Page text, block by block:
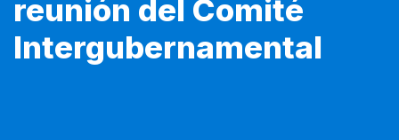
reunión del Comité
Intergubernamental